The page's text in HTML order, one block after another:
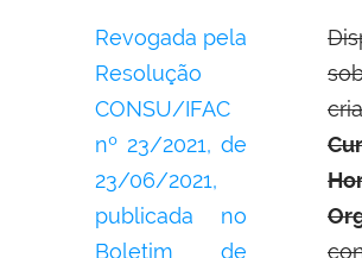
Revogada pela
Resolução
CONSU/IFAC
nº 23/2021, de
23/06/2021,
publicada no
Boletim de